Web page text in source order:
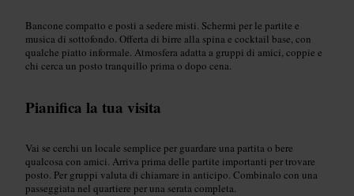
Bancone compatto e posti a sedere misti. Schermi per le partite e
musica di sottofondo. Offerta di birre alla spina e cocktail base, con
qualche piatto informale. Atmosfera adatta a gruppi di amici, coppie e
chi cerca un posto tranquillo prima o dopo cena.
Pianifica la tua visita
Vai se cerchi un locale semplice per guardare una partita o bere
qualcosa con amici. Arriva prima delle partite importanti per trovare
posto. Per gruppi valuta di chiamare in anticipo. Combinalo con una
passeggiata nel quartiere per una serata completa.